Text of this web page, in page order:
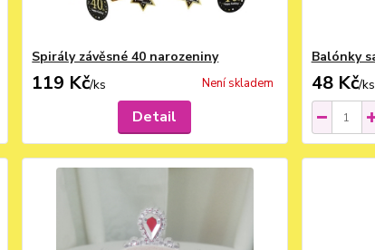
Spirály závěsné 40 narozeniny
119 Kč/ks Není skladem
Detail
Balónky
48 Kč/ks